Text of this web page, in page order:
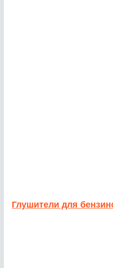
Глушители для